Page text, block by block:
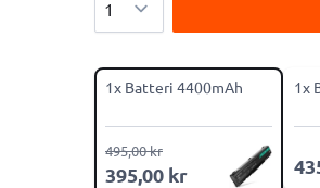
1x Batteri 4400mAh
395,00 kr
495,00 kr
1x